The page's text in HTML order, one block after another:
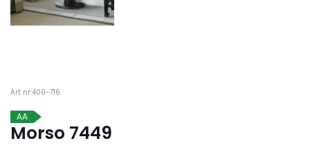
Art nr:400-716
AA
Morso 7449